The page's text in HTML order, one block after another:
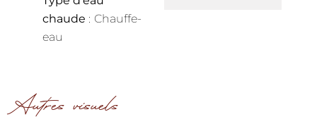
chaude
Chauffe-
eau
Autres visuels